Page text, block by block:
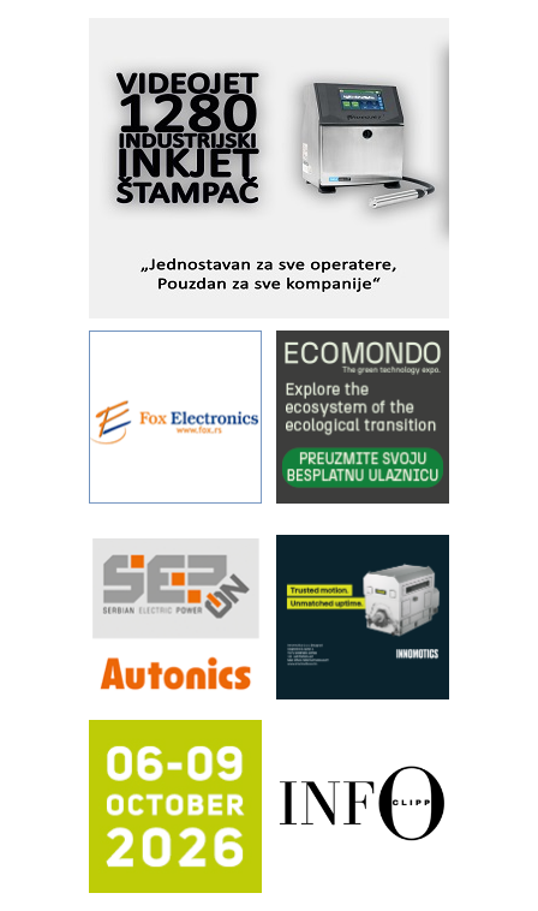
industrijsku automatizaciju
pionirskimmobile operator PANEL-OM
Fleksibilno stezanje i brzo
podešavanje u proizvodnji prototipova
KIP KOP – napredna rešenja za
savremene industrijske i logističke
Alba d.o.o. – 35 godina preciznosti u
metrologiji i pametnim dozirnim
IBeRTIM - oprema za ispitivanje
STAUFF – Komponente koje
povećavaju pouzdanost hidrauličkih
sistema
YAMADA pumpe – japanska
pouzdanost u transferu fluida
Filtration Group Industrial – Napredna
rešenja za filtraciju u hidrauličkim i
procesnim sistemima
RILINEX kompanije Rittal
FANUC: Najbolje za vašu pametnu
automatizaciju
Automatizacija pakovanja · Display
(Shelf-Ready) omotnice
Potpuna efikasnost bez složenih
sistema
Trajna oznaka kao dugoročna korist
Bezbednost na prvom mestu!